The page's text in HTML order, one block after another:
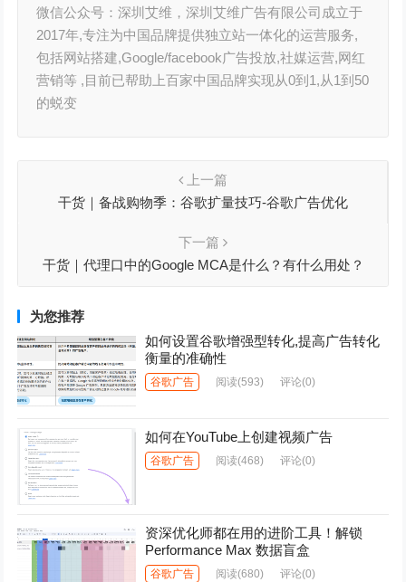
微信公众号：深圳艾维，深圳艾维广告有限公司成立于
2017年,专注为中国品牌提供独立站一体化的运营服务,
包括网站搭建,Google/facebook广告投放,社媒运营,网红
营销等 ,目前已帮助上百家中国品牌实现从0到1,从1到50
的蜕变
上一篇
干货｜备战购物季：谷歌扩量技巧-谷歌广告优化
下一篇
干货｜代理口中的Google MCA是什么？有什么用处？
为您推荐
如何设置谷歌增强型转化,提高广告转化
衡量的准确性
谷歌广告 阅读(593) 评论(0)
如何在YouTube上创建视频广告
谷歌广告 阅读(468) 评论(0)
资深优化师都在用的进阶工具！解锁
Performance Max 数据盲盒
谷歌广告 阅读(680) 评论(0)